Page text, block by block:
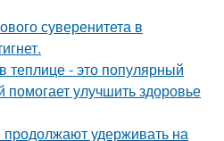
суверенитета в
теплице - это популярный
улучшить здоровье
продолжают удерживать на